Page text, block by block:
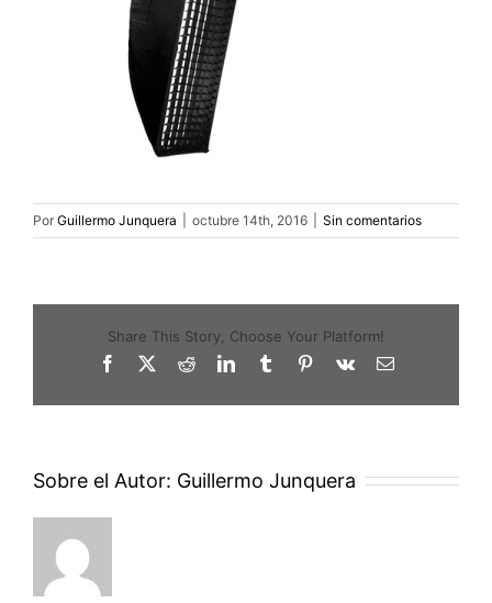
Por Guillermo Junquera octubre 14th, 2016 Sin comentarios
Share This Story, Choose Your Platform!
Facebook
X RedditLinkedInTumblrPinterest
Vk
Correo
Sobre el Autor: Guillermo Junquera